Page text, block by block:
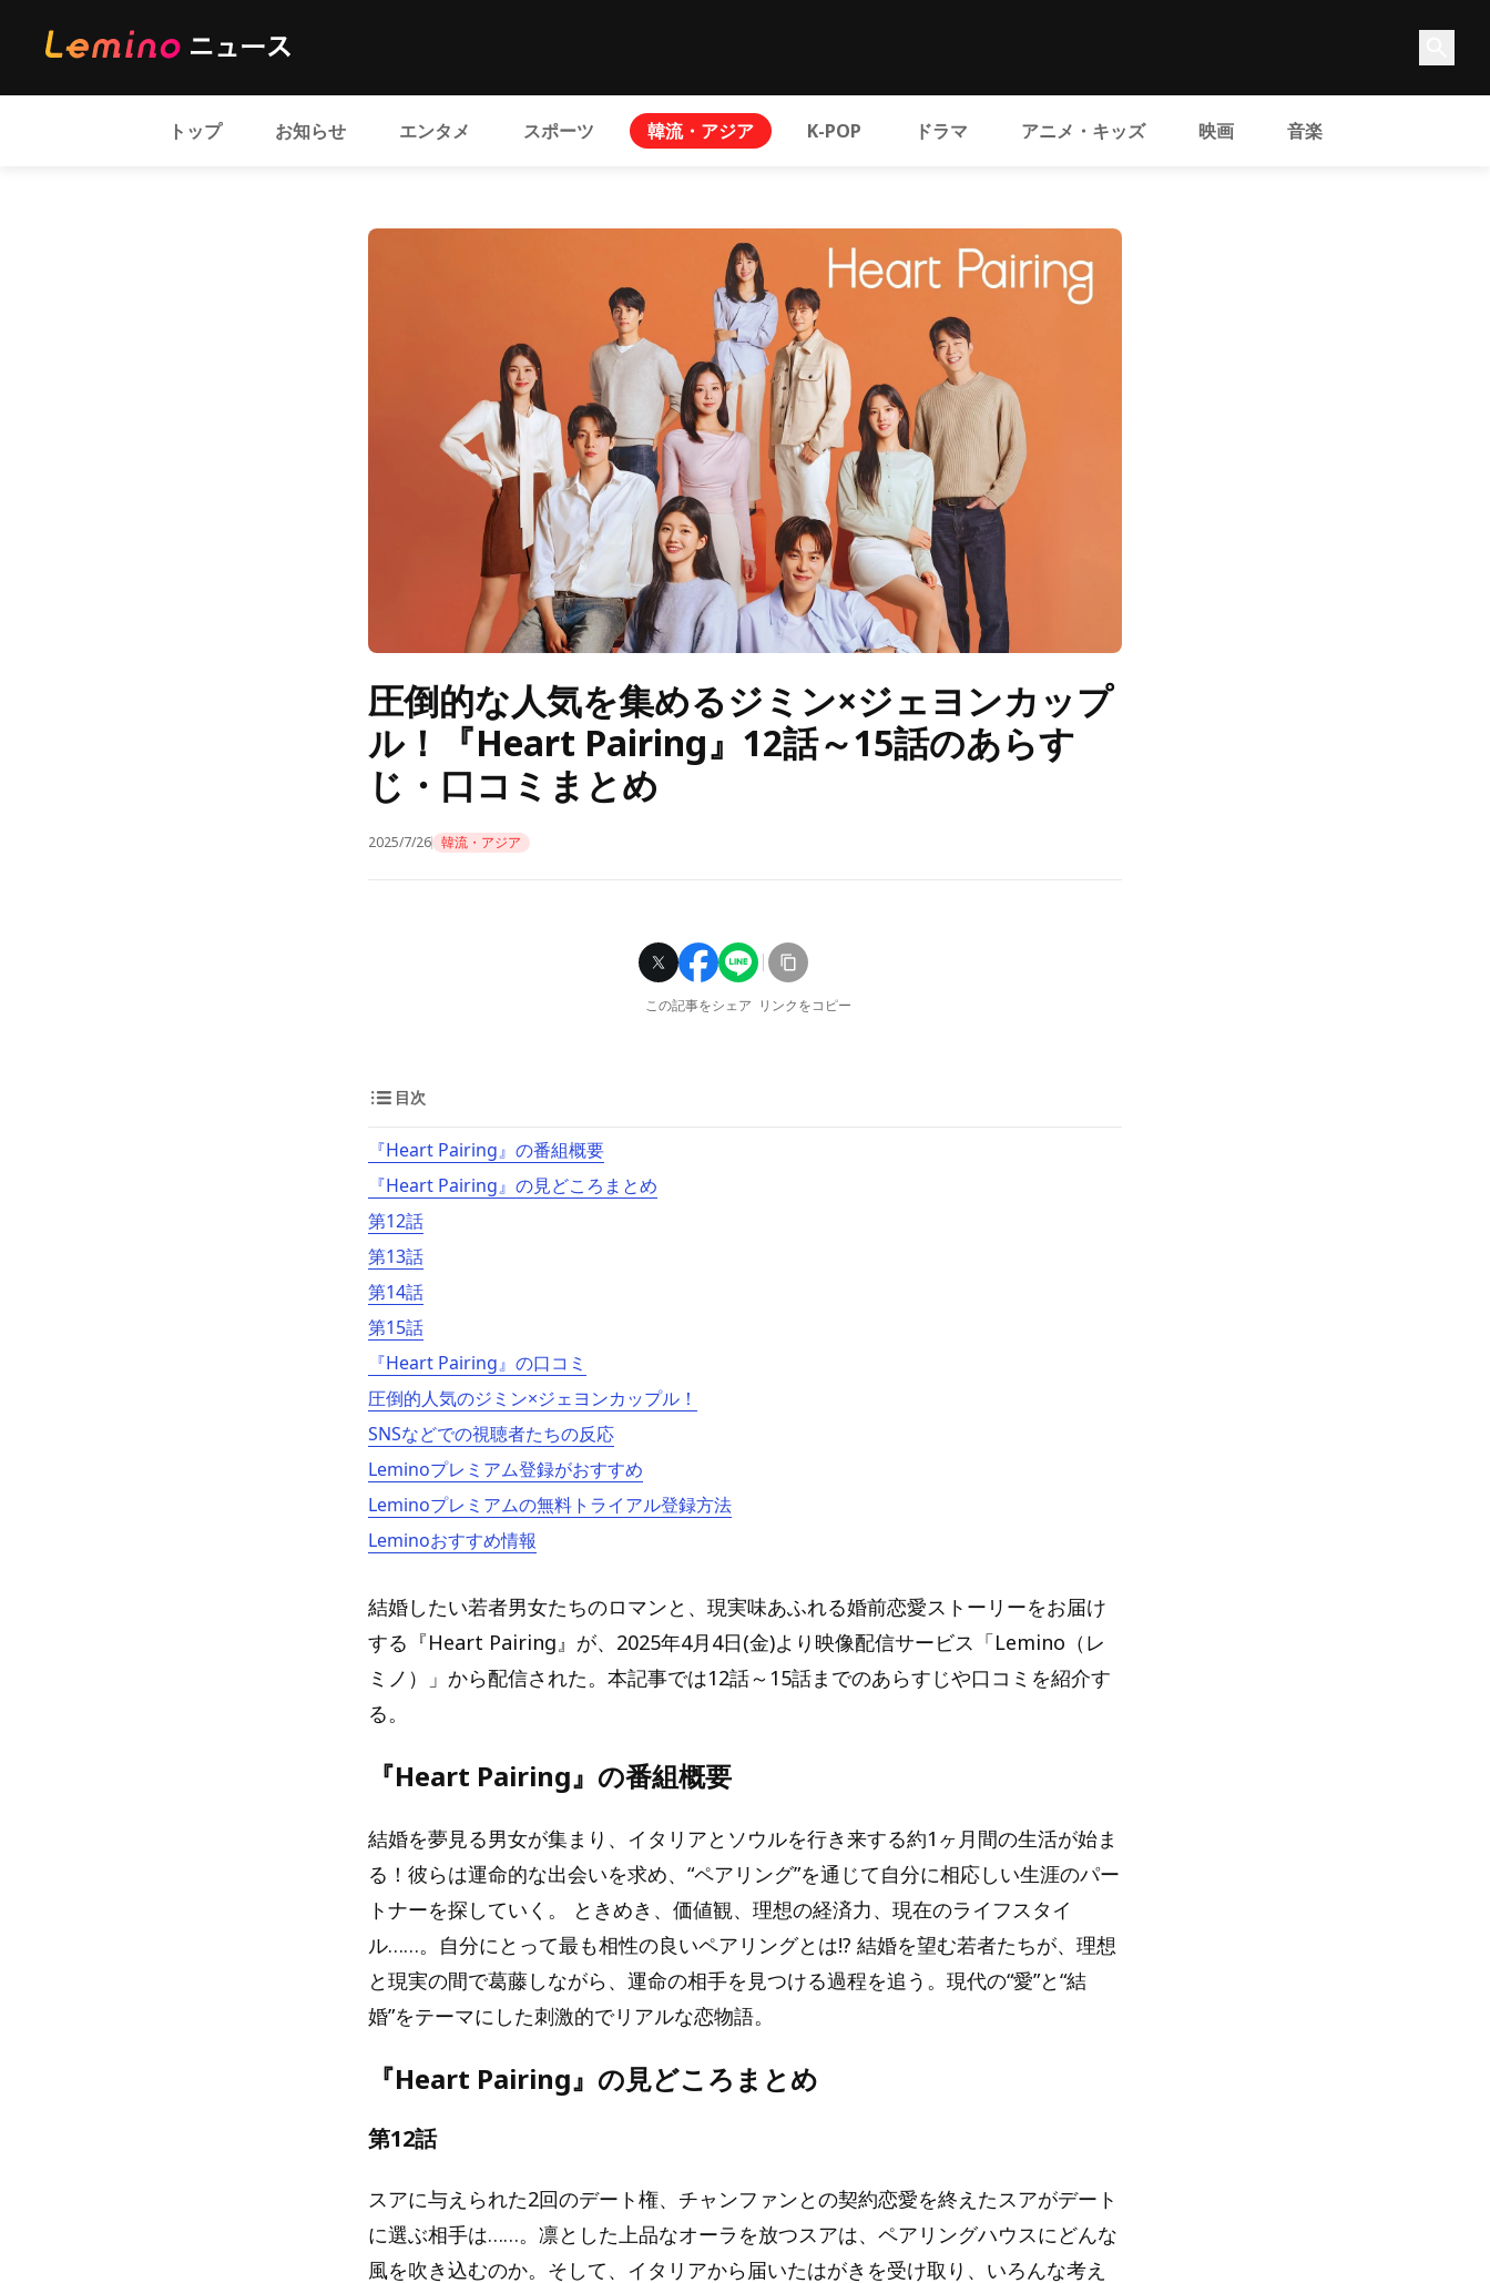
トップ お知らせ エンタメ スポーツ 韓流・アジア K-POP ドラマ アニメ・キッズ 映画 音楽
圧倒的な人気を集めるジミン×ジェヨンカップ
ル！『Heart Pairing』12話～15話のあらす
じ・口コミまとめ
2025/7/26 韓流・アジア
この記事をシェア リンクをコピー
目次
『Heart Pairing』の番組概要
『Heart Pairing』の見どころまとめ
第12話
第13話
第14話
第15話
『Heart Pairing』の口コミ
圧倒的人気のジミン×ジェヨンカップル！
SNSなどでの視聴者たちの反応
Leminoプレミアム登録がおすすめ
Leminoプレミアムの無料トライアル登録方法
Leminoおすすめ情報
結婚したい若者男女たちのロマンと、現実味あふれる婚前恋愛ストーリーをお届け
する『Heart Pairing』が、2025年4月4日(金)より映像配信サービス「Lemino（レ
ミノ）」から配信された。本記事では12話～15話までのあらすじや口コミを紹介す
る。
『Heart Pairing』の番組概要
結婚を夢見る男女が集まり、イタリアとソウルを行き来する約1ヶ月間の生活が始ま
る！彼らは運命的な出会いを求め、“ペアリング”を通じて自分に相応しい生涯のパー
トナーを探していく。 ときめき、価値観、理想の経済力、現在のライフスタイ
ル……。自分にとって最も相性の良いペアリングとは!? 結婚を望む若者たちが、理想
と現実の間で葛藤しながら、運命の相手を見つける過程を追う。現代の“愛”と“結
婚”をテーマにした刺激的でリアルな恋物語。
『Heart Pairing』の見どころまとめ
第12話
スアに与えられた2回のデート権、チャンファンとの契約恋愛を終えたスアがデート
に選ぶ相手は……。凛とした上品なオーラを放つスアは、ペアリングハウスにどんな
風を吹き込むのか。そして、イタリアから届いたはがきを受け取り、いろんな考え